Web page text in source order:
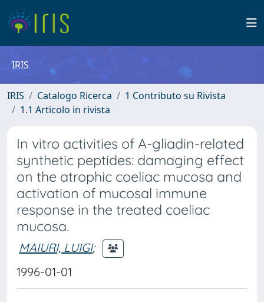
IRIS
IRIS Catalogo Ricerca
1 Contributo su Rivista
1.1 Articolo in rivista
In vitro activities of A-gliadin-related
synthetic peptides: damaging effect
on the atrophic coeliac mucosa and
activation of mucosal immune
response in the treated coeliac
mucosa.
MAIURI, LUIGI;
1996-01-01